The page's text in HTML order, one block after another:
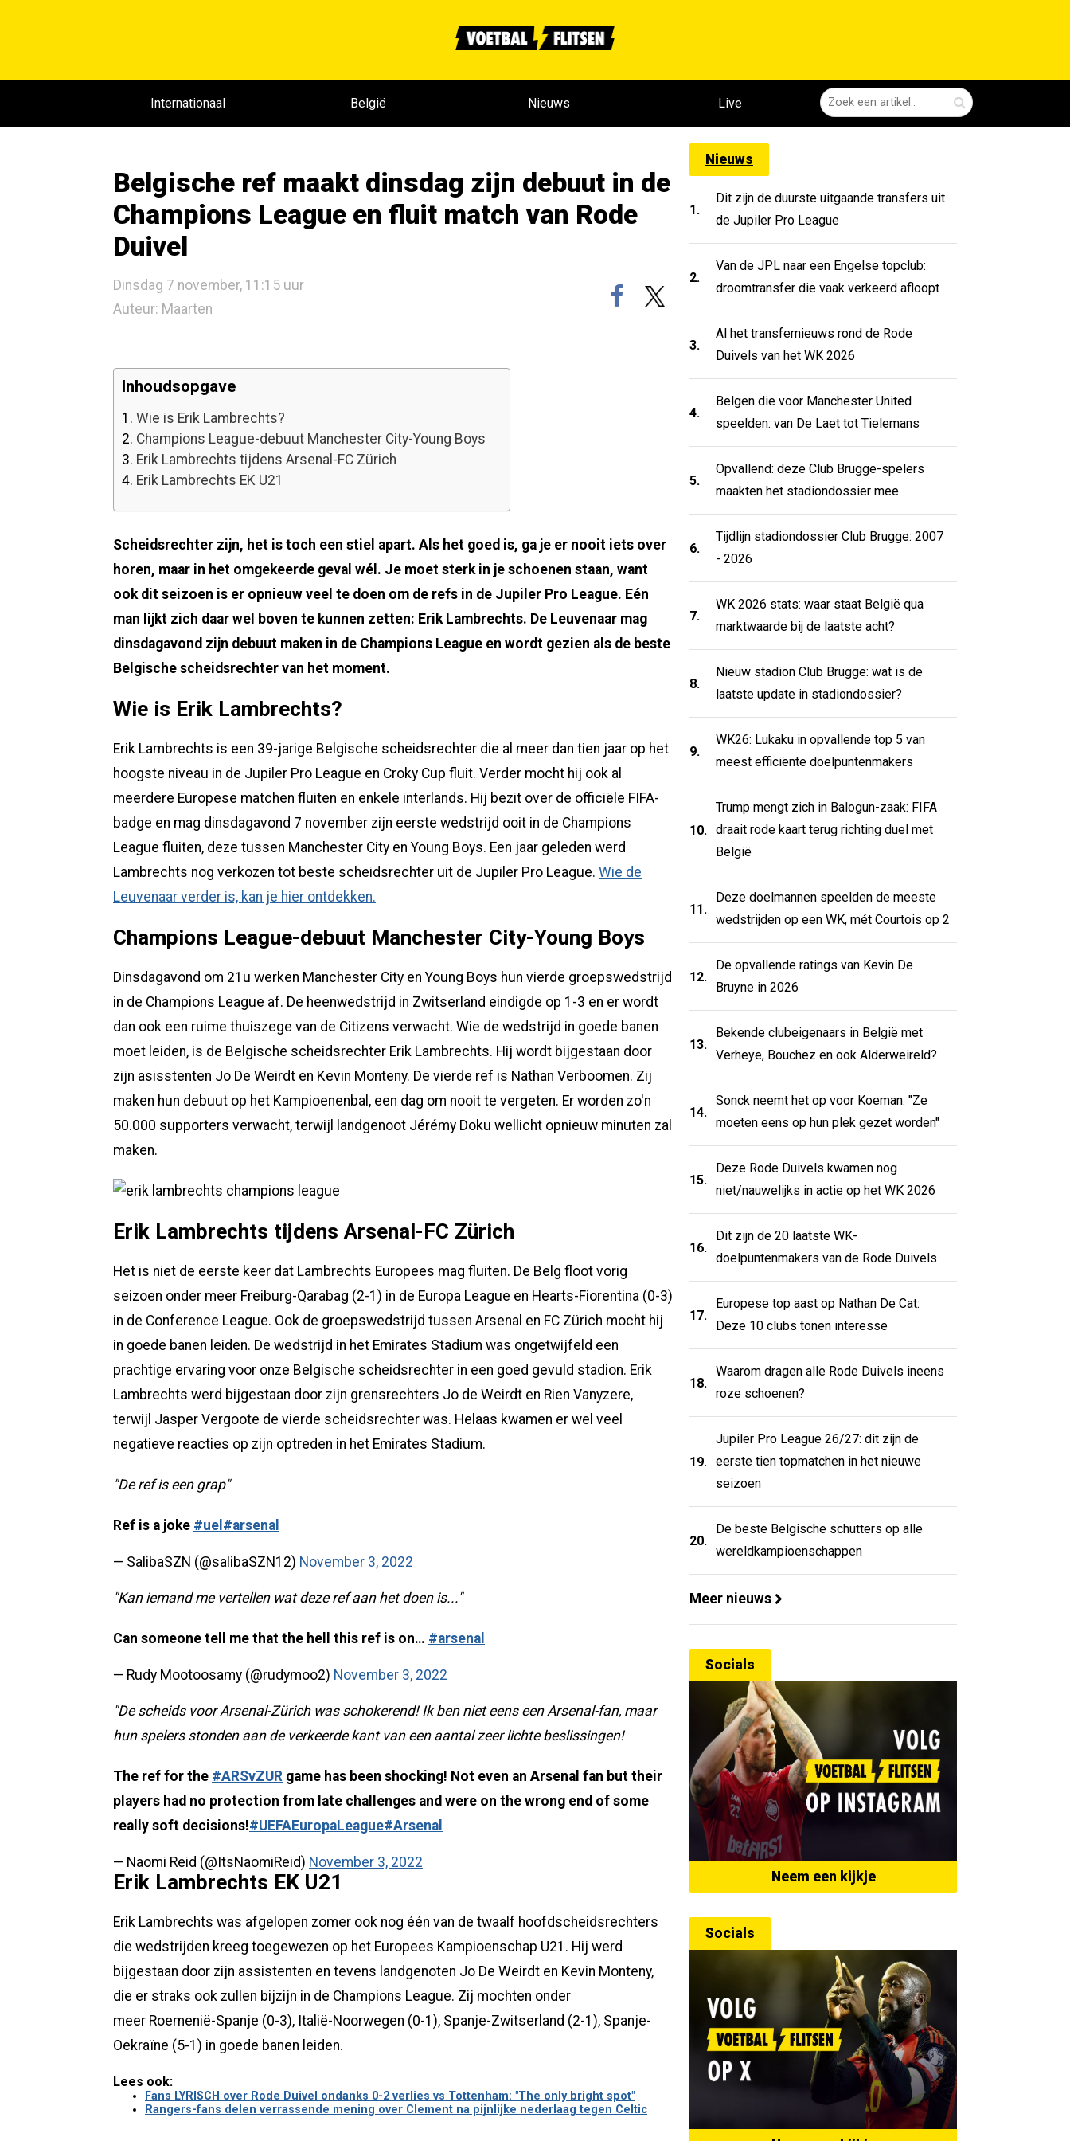
Internationaal België Nieuws Live
Belgische ref maakt dinsdag zijn debuut in de
Champions League en fluit match van Rode
Duivel
Dinsdag 7 november, 11:15 uur
Auteur: Maarten
Inhoudsopgave
1. Wie is Erik Lambrechts?
2. Champions League-debuut Manchester City-Young Boys
3. Erik Lambrechts tijdens Arsenal-FC Zürich
4. Erik Lambrechts EK U21
Scheidsrechter zijn, het is toch een stiel apart. Als het goed is, ga je er nooit iets over
horen, maar in het omgekeerde geval wél. Je moet sterk in je schoenen staan, want
ook dit seizoen is er opnieuw veel te doen om de refs in de Jupiler Pro League. Eén
man lijkt zich daar wel boven te kunnen zetten: Erik Lambrechts. De Leuvenaar mag
dinsdagavond zijn debuut maken in de Champions League en wordt gezien als de beste
Belgische scheidsrechter van het moment.
Wie is Erik Lambrechts?
Erik Lambrechts is een 39-jarige Belgische scheidsrechter die al meer dan tien jaar op het
hoogste niveau in de Jupiler Pro League en Croky Cup fluit. Verder mocht hij ook al
meerdere Europese matchen fluiten en enkele interlands. Hij bezit over de officiële FIFA-
badge en mag dinsdagavond 7 november zijn eerste wedstrijd ooit in de Champions
League fluiten, deze tussen Manchester City en Young Boys. Een jaar geleden werd
Lambrechts nog verkozen tot beste scheidsrechter uit de Jupiler Pro League. Wie de
Leuvenaar verder is, kan je hier ontdekken.
Champions League-debuut Manchester City-Young Boys
Dinsdagavond om 21u werken Manchester City en Young Boys hun vierde groepswedstrijd
in de Champions League af. De heenwedstrijd in Zwitserland eindigde op 1-3 en er wordt
dan ook een ruime thuiszege van de Citizens verwacht. Wie de wedstrijd in goede banen
moet leiden, is de Belgische scheidsrechter Erik Lambrechts. Hij wordt bijgestaan door
zijn asisstenten Jo De Weirdt en Kevin Monteny. De vierde ref is Nathan Verboomen. Zij
maken hun debuut op het Kampioenenbal, een dag om nooit te vergeten. Er worden zo'n
50.000 supporters verwacht, terwijl landgenoot Jérémy Doku wellicht opnieuw minuten zal
maken.
Erik Lambrechts tijdens Arsenal-FC Zürich
Het is niet de eerste keer dat Lambrechts Europees mag fluiten. De Belg floot vorig
seizoen onder meer Freiburg-Qarabag (2-1) in de Europa League en Hearts-Fiorentina (0-3)
in de Conference League. Ook de groepswedstrijd tussen Arsenal en FC Zürich mocht hij
in goede banen leiden. De wedstrijd in het Emirates Stadium was ongetwijfeld een
prachtige ervaring voor onze Belgische scheidsrechter in een goed gevuld stadion. Erik
Lambrechts werd bijgestaan door zijn grensrechters Jo de Weirdt en Rien Vanyzere,
terwijl Jasper Vergoote de vierde scheidsrechter was. Helaas kwamen er wel veel
negatieve reacties op zijn optreden in het Emirates Stadium.
"De ref is een grap"
Ref is a joke #uel #arsenal
— SalibaSZN (@salibaSZN12) November 3, 2022
"Kan iemand me vertellen wat deze ref aan het doen is..."
Can someone tell me that the hell this ref is on… #arsenal
— Rudy Mootoosamy (@rudymoo2) November 3, 2022
"De scheids voor Arsenal-Zürich was schokerend! Ik ben niet eens een Arsenal-fan, maar
hun spelers stonden aan de verkeerde kant van een aantal zeer lichte beslissingen!
The ref for the #ARSvZUR game has been shocking! Not even an Arsenal fan but their
players had no protection from late challenges and were on the wrong end of some
really soft decisions!#UEFAEuropaLeague#Arsenal
— Naomi Reid (@ItsNaomiReid) November 3, 2022
Erik Lambrechts EK U21
Erik Lambrechts was afgelopen zomer ook nog één van de twaalf hoofdscheidsrechters
die wedstrijden kreeg toegewezen op het Europees Kampioenschap U21. Hij werd
bijgestaan door zijn assistenten en tevens landgenoten Jo De Weirdt en Kevin Monteny,
die er straks ook zullen bijzijn in de Champions League. Zij mochten onder
meer Roemenië-Spanje (0-3), Italië-Noorwegen (0-1), Spanje-Zwitserland (2-1), Spanje-
Oekraïne (5-1) in goede banen leiden.
Lees ook:
Fans LYRISCH over Rode Duivel ondanks 0-2 verlies vs Tottenham: "The only bright spot"
Rangers-fans delen verrassende mening over Clement na pijnlijke nederlaag tegen Celtic
Nieuws
1.
Dit zijn de duurste uitgaande transfers uit
de Jupiler Pro League
2.
Van de JPL naar een Engelse topclub:
droomtransfer die vaak verkeerd afloopt
3.
Al het transfernieuws rond de Rode
Duivels van het WK 2026
4.
Belgen die voor Manchester United
speelden: van De Laet tot Tielemans
5.
Opvallend: deze Club Brugge-spelers
maakten het stadiondossier mee
6.
Tijdlijn stadiondossier Club Brugge: 2007
- 2026
7.
WK 2026 stats: waar staat België qua
marktwaarde bij de laatste acht?
8.
Nieuw stadion Club Brugge: wat is de
laatste update in stadiondossier?
9.
WK26: Lukaku in opvallende top 5 van
meest efficiënte doelpuntenmakers
10.
Trump mengt zich in Balogun-zaak: FIFA
draait rode kaart terug richting duel met
België
11.
Deze doelmannen speelden de meeste
wedstrijden op een WK, mét Courtois op 2
12.
De opvallende ratings van Kevin De
Bruyne in 2026
13.
Bekende clubeigenaars in België met
Verheye, Bouchez en ook Alderweireld?
14.
Sonck neemt het op voor Koeman: "Ze
moeten eens op hun plek gezet worden"
15.
Deze Rode Duivels kwamen nog
niet/nauwelijks in actie op het WK 2026
16.
Dit zijn de 20 laatste WK-
doelpuntenmakers van de Rode Duivels
17.
Europese top aast op Nathan De Cat:
Deze 10 clubs tonen interesse
18.
Waarom dragen alle Rode Duivels ineens
roze schoenen?
19.
Jupiler Pro League 26/27: dit zijn de
eerste tien topmatchen in het nieuwe
seizoen
20.
De beste Belgische schutters op alle
wereldkampioenschappen
Meer nieuws
Socials
Neem een kijkje
Socials